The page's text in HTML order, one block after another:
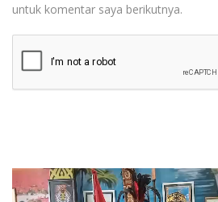
untuk komentar saya berikutnya.
Pemutar
Video